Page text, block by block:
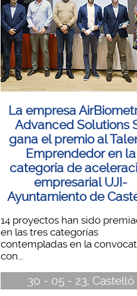
La empresa
Advanced Solutions
gana el premio al
Emprendedor en la
categoría de
empresarial UJI-
Ayuntamiento de
14 proyectos han sido
en las tres categorías
contempladas en la
con...
30 - 05 - 23, Castelló